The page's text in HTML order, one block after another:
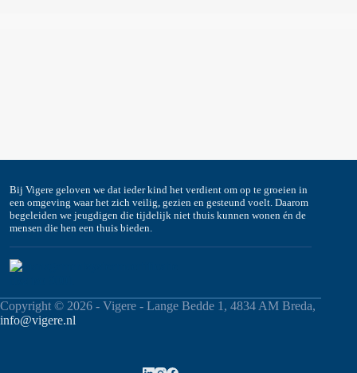
Bij Vigere geloven we dat ieder kind het verdient om op te groeien in
een omgeving waar het zich veilig, gezien en gesteund voelt. Daarom
begeleiden we jeugdigen die tijdelijk niet thuis kunnen wonen én de
mensen die hen een thuis bieden.
Copyright © 2026 - Vigere - Lange Bedde 1, 4834 AM Breda,
info@vigere.nl